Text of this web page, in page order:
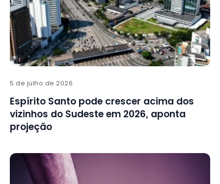
5 de julho de 2026
Espírito Santo pode crescer acima dos
vizinhos do Sudeste em 2026, aponta
projeção